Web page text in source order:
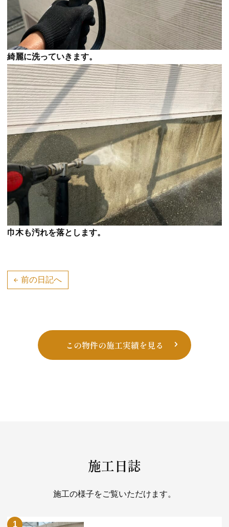
綺麗に洗っていきます。
巾木も汚れを落とします。
投
稿
前の日記へ
この物件の施工実績を見る
施工日誌
施工の様子をご覧いただけます。